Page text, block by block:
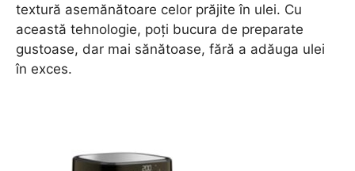
textură asemănătoare celor prăjite în ulei. Cu
această tehnologie, poți bucura de preparate
gustoase, dar mai sănătoase, fără a adăuga ulei
în exces.